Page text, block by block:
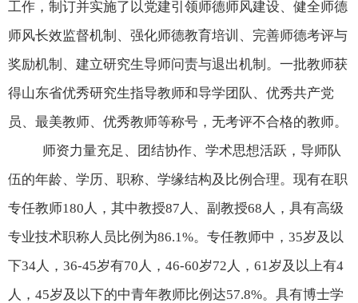
工作，制订并实施了以党建引领师德师风建设、健全师德
师风长效监督机制、强化师德教育培训、完善师德考评与
奖励机制、建立研究生导师问责与退出机制。一批教师获
得山东省优秀研究生指导教师和导学团队、优秀共产党
员、最美教师、优秀教师等称号，无考评不合格的教师。
师资力量充足、团结协作、学术思想活跃，导师队
伍的年龄、学历、职称、学缘结构及比例合理。现有在职
专任教师180 人，其中教授87 人、副教授68 人，具有高级
专业技术职称人员比例为86.1%。专任教师中， 35岁及以
下34 人， 36-45岁有70 人， 46-60岁72 人， 61岁及以上有4
人， 45岁及以下的中青年教师比例达57.8%。具有博士学